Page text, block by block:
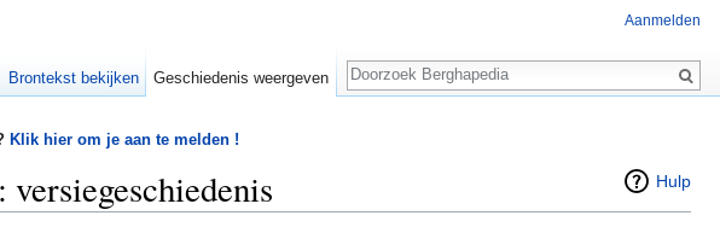
Klik hier om je aan te melden !
Hulp
Aanmelden
Brontekst bekijken Geschiedenis weergeven
Zoeken